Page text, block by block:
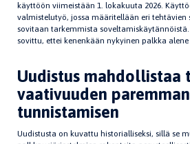
käyttöön viimeistään 1. lokakuuta 2026.
valmistelutyö, jossa määritellään eri
sovitaan tarkemmista
sovittu, ettei kenenkään nykyinen palkka
Uudistus mahdollistaa
vaativuuden paremman
tunnistamisen
Uudistusta on kuvattu historialliseksi, sillä se